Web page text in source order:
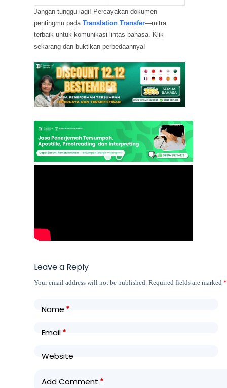
Jangan tunggu lagi! Percayakan dokumen
pentingmu padaTranslation Transfer—mitra
terbaik untuk komunikasi lintas bahasa. Klik
sekarang dan buktikan perbedaannya!
Leave a Reply
Your email address will not be published. Required fields are marked*
Name*
Email*
Website
Add Comment *